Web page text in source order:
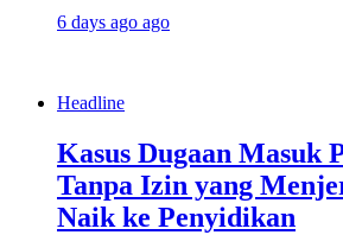
6 days ago ago
Headline
Kasus Dugaan Masuk
Tanpa Izin yang
Naik ke Penyidikan